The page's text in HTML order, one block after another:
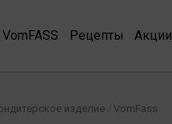
Рецепты Акции
изделие VomFass